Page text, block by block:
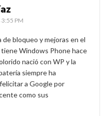
3:55 PM
bloqueo y mejoras en el
Windows Phone hace
nació con WP y la
siempre ha
a Google por
como sus